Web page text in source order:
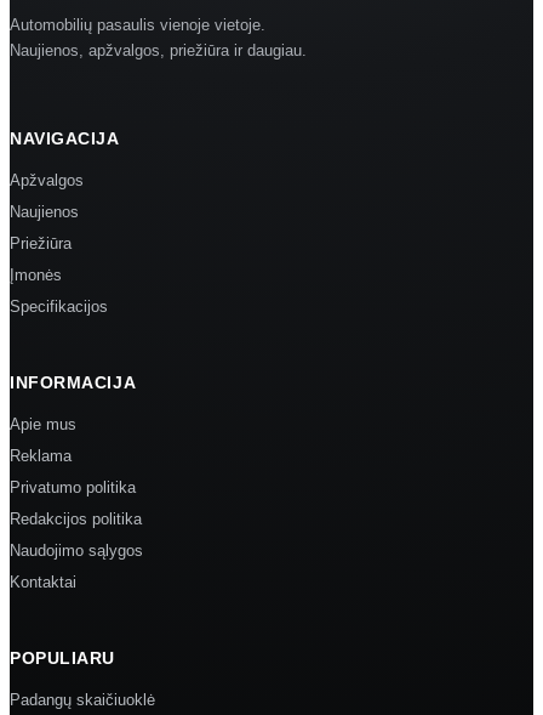
Automobilių pasaulis vienoje vietoje.
Naujienos, apžvalgos, priežiūra ir daugiau.
NAVIGACIJA
Apžvalgos
Naujienos
Priežiūra
Įmonės
Specifikacijos
INFORMACIJA
Apie mus
Reklama
Privatumo politika
Redakcijos politika
Naudojimo sąlygos
Kontaktai
POPULIARU
Padangų skaičiuoklė